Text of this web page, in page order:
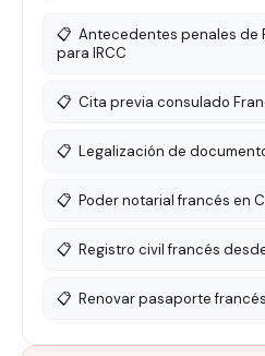
📋 Antecedentes penales de
para IRCC
📋 Cita previa consulado
📋 Legalización de
📋 Poder notarial francés en
📋 Registro civil francés
📋 Renovar pasaporte